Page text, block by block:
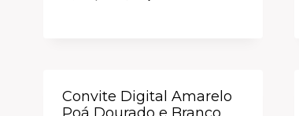
Convite Digital Amarelo